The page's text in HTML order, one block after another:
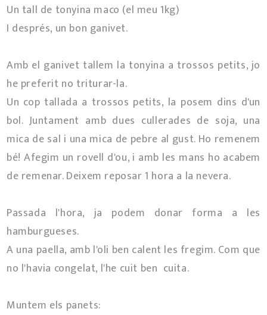
Un tall de tonyina maco (el meu 1kg)
I després, un bon ganivet.
Amb el ganivet tallem la tonyina a trossos petits, jo
he preferit no triturar-la.
Un cop tallada a trossos petits, la posem dins d'un
bol. Juntament amb dues cullerades de soja, una
mica de sal i una mica de pebre al gust. Ho remenem
bé! Afegim un rovell d'ou, i amb les mans ho acabem
de remenar. Deixem reposar 1 hora a la nevera.
Passada l'hora, ja podem donar forma a les
hamburgueses.
A una paella, amb l'oli ben calent les fregim. Com que
no l'havia congelat, l'he cuit ben cuita.
Muntem els panets: